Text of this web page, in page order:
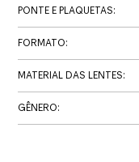
PONTE E PLAQUETAS:
FORMATO:
MATERIAL DAS LENTES:
GÊNERO: